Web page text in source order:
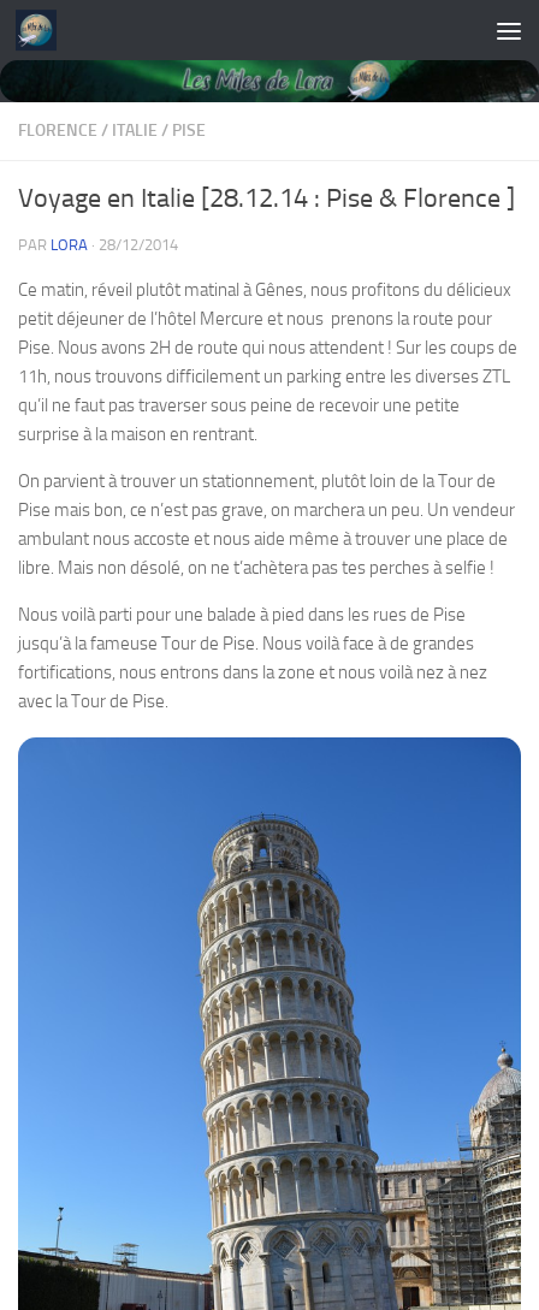
Skip to content
FLORENCE / ITALIE / PISE
Voyage en Italie [28.12.14 : Pise & Florence ]
PAR LORA · 28/12/2014
Ce matin, réveil plutôt matinal à Gênes, nous profitons du délicieux
petit déjeuner de l’hôtel Mercure et nous prenons la route pour
Pise. Nous avons 2H de route qui nous attendent ! Sur les coups de
11h, nous trouvons difficilement un parking entre les diverses ZTL
qu’il ne faut pas traverser sous peine de recevoir une petite
surprise à la maison en rentrant.
On parvient à trouver un stationnement, plutôt loin de la Tour de
Pise mais bon, ce n’est pas grave, on marchera un peu. Un vendeur
ambulant nous accoste et nous aide même à trouver une place de
libre. Mais non désolé, on ne t’achètera pas tes perches à selfie !
Nous voilà parti pour une balade à pied dans les rues de Pise
jusqu’à la fameuse Tour de Pise. Nous voilà face à de grandes
fortifications, nous entrons dans la zone et nous voilà nez à nez
avec la Tour de Pise.